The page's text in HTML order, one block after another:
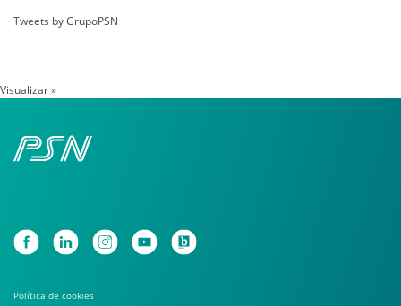
Tweets by GrupoPSN
Visualizar »
Política de cookies